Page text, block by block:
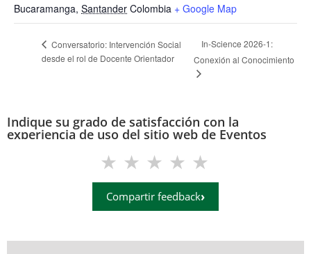
Bucaramanga, Santander Colombia + Google Map
Conversatorio: Intervención Social
desde el rol de Docente Orientador
In-Science 2026-1:
Conexión al Conocimiento
Indique su grado de satisfacción con la
experiencia de uso del sitio web de Eventos